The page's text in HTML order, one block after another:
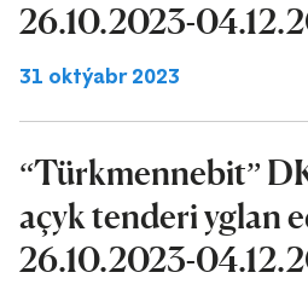
26.10.2023-
31 oktýabr 2023
“Türkmennebit”
açyk tenderi yglan
26.10.2023-